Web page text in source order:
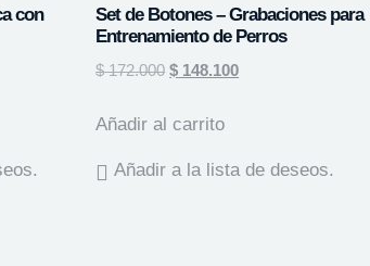
con
Set de Botones – Grabaciones para
Entrenamiento de Perros
$172.000 $ 148.100
Añadir al carrito
Añadir a la lista de deseos.